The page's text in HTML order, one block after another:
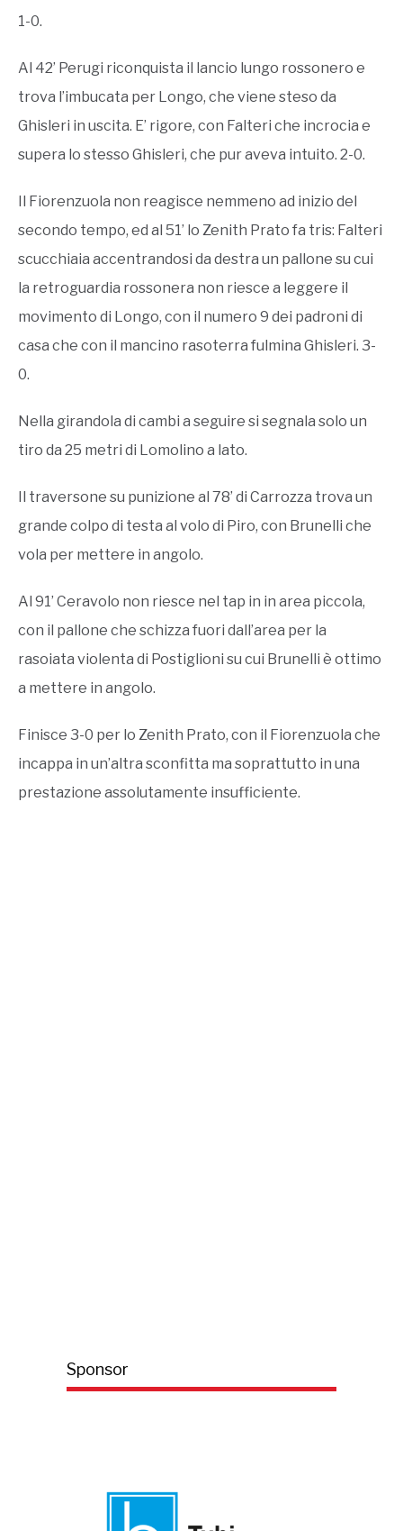
1-0.
Al 42’ Perugi riconquista il lancio lungo rossonero e
trova l’imbucata per Longo, che viene steso da
Ghisleri in uscita. E’ rigore, con Falteri che incrocia e
supera lo stesso Ghisleri, che pur aveva intuito. 2-0.
Il Fiorenzuola non reagisce nemmeno ad inizio del
secondo tempo, ed al 51’ lo Zenith Prato fa tris: Falteri
scucchiaia accentrandosi da destra un pallone su cui
la retroguardia rossonera non riesce a leggere il
movimento di Longo, con il numero 9 dei padroni di
casa che con il mancino rasoterra fulmina Ghisleri. 3-
0.
Nella girandola di cambi a seguire si segnala solo un
tiro da 25 metri di Lomolino a lato.
Il traversone su punizione al 78’ di Carrozza trova un
grande colpo di testa al volo di Piro, con Brunelli che
vola per mettere in angolo.
Al 91’ Ceravolo non riesce nel tap in in area piccola,
con il pallone che schizza fuori dall’area per la
rasoiata violenta di Postiglioni su cui Brunelli è ottimo
a mettere in angolo.
Finisce 3-0 per lo Zenith Prato, con il Fiorenzuola che
incappa in un’altra sconfitta ma soprattutto in una
prestazione assolutamente insufficiente.
Sponsor